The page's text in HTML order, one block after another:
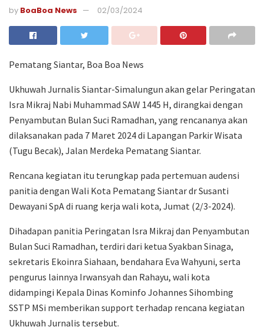
by BoaBoa News 02/03/2024
Pematang Siantar, Boa Boa News
Ukhuwah Jurnalis Siantar-Simalungun akan gelar Peringatan
Isra Mikraj Nabi Muhammad SAW 1445 H, dirangkai dengan
Penyambutan Bulan Suci Ramadhan, yang rencananya akan
dilaksanakan pada 7 Maret 2024 di Lapangan Parkir Wisata
(Tugu Becak), Jalan Merdeka Pematang Siantar.
Rencana kegiatan itu terungkap pada pertemuan audensi
panitia dengan Wali Kota Pematang Siantar dr Susanti
Dewayani SpA di ruang kerja wali kota, Jumat (2/3-2024).
Dihadapan panitia Peringatan Isra Mikraj dan Penyambutan
Bulan Suci Ramadhan, terdiri dari ketua Syakban Sinaga,
sekretaris Ekoinra Siahaan, bendahara Eva Wahyuni, serta
pengurus lainnya Irwansyah dan Rahayu, wali kota
didampingi Kepala Dinas Kominfo Johannes Sihombing
SSTP MSi memberikan support terhadap rencana kegiatan
Ukhuwah Jurnalis tersebut.